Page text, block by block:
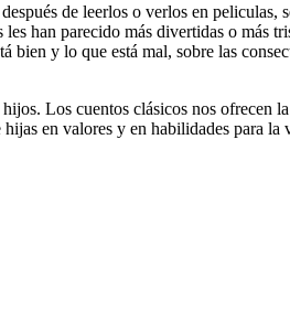
de leerlos o verlos en peliculas,
han parecido más divertidas o más
bien y lo que está mal, sobre las
Los cuentos clásicos nos
en valores y en habilidades para